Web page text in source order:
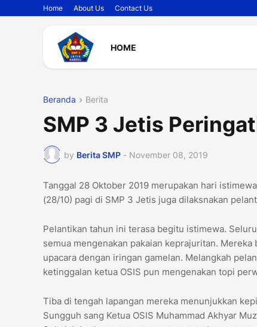
Home About Us Contact Us
HOME
Beranda Berita
SMP 3 Jetis
by Berita SMP - November 08, 2019
Tanggal 28 Oktober 2019 merupakan hari
(28/10) pagi di SMP 3 Jetis juga dilaksnakan
Pelantikan tahun ini terasa begitu istimewa.
semua mengenakan pakaian keprajuritan.
upacara dengan iringan gamelan. Melangkah
ketinggalan ketua OSIS pun mengenakan topi
Tiba di tengah lapangan mereka menunjukkan
Sungguh sang Ketua OSIS Muhammad Akhyar